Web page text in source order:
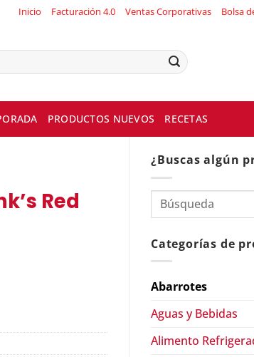
Inicio Facturación 4.0 Ventas Corporativas Bolsa
PRODUCTOS NUEVOS RECETAS
¿Buscas algún
Categorías de
Abarrotes
Aguas y Bebidas
Alimento
Red